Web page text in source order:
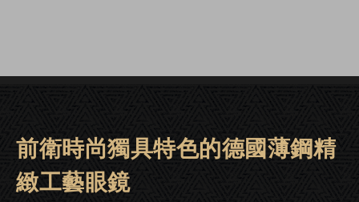
Mykita眼鏡 | 大安－Mykita-95
前衛時尚獨具特色的德國薄鋼精
緻工藝眼鏡